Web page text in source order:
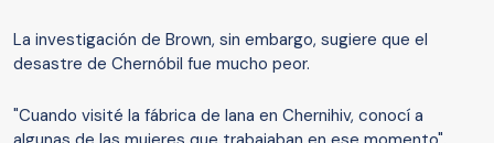
La investigación de Brown, sin embargo, sugiere que el
desastre de Chernóbil fue mucho peor.
"Cuando visité la fábrica de lana en Chernihiv, conocí a